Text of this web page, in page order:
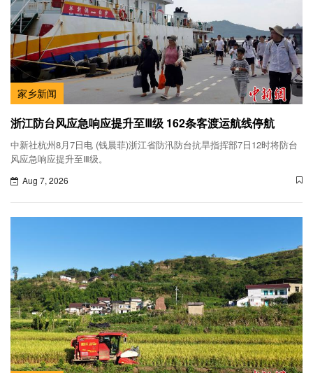
家乡新闻
浙江防台风应急响应提升至Ⅲ级 162条客渡运航线停航
中新社杭州8月7日电 (钱晨菲)浙江省防汛防台抗旱指挥部7日12时将防台
风应急响应提升至Ⅲ级。
Aug 7, 2026